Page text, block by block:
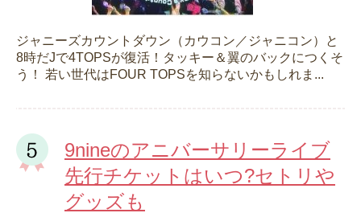
ジャニーズカウントダウン（カウコン／ジャニコン）と
8時だJで4TOPSが復活！タッキー＆翼のバックにつくそ
う！ 若い世代はFOUR TOPSを知らないかもしれま...
9nineのアニバーサリーライブ
先行チケットはいつ?セトリや
グッズも